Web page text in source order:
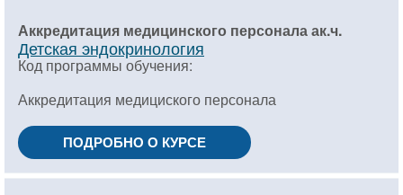
Аккредитация медицинского персонала ак.ч.
Детская эндокринология
Код программы обучения:
Аккредитация медициского персонала
ПОДРОБНО О КУРСЕ